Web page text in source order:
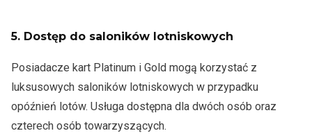
5. Dostęp do saloników lotniskowych
Posiadacze kart Platinum i Gold mogą korzystać z
luksusowych saloników lotniskowych w przypadku
opóźnień lotów. Usługa dostępna dla dwóch osób oraz
czterech osób towarzyszących.